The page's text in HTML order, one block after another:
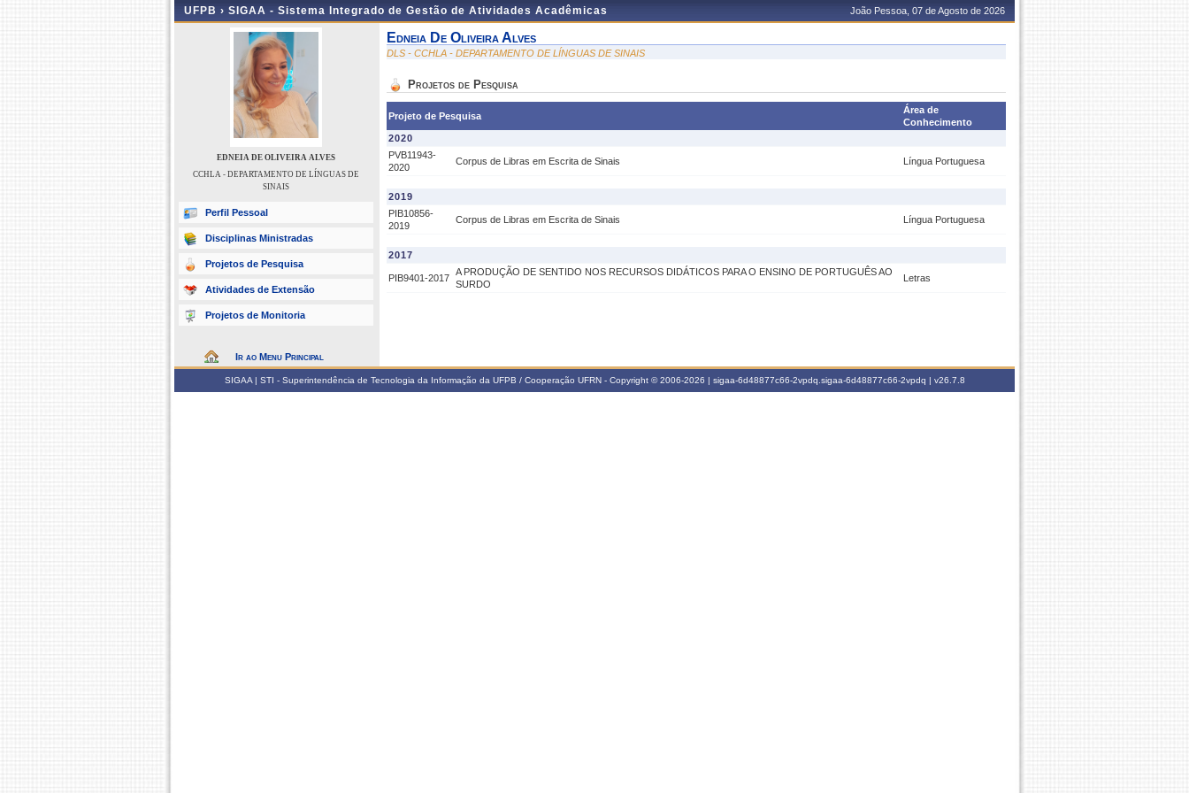
UFPB › SIGAA - Sistema Integrado de Gestão de Atividades Acadêmicas João Pessoa, 07 de Agosto de 2026
EDNEIA DE OLIVEIRA ALVES
CCHLA - DEPARTAMENTO DE LÍNGUAS DE
SINAIS
Perfil Pessoal
Disciplinas Ministradas
Projetos de Pesquisa
Atividades de Extensão
Projetos de Monitoria
Ir ao Menu Principal
Edneia De Oliveira Alves
DLS - CCHLA - DEPARTAMENTO DE LÍNGUAS DE SINAIS
Projetos de Pesquisa
Projeto de Pesquisa
Área de
Conhecimento
2020
PVB11943-
2020
Corpus de Libras em Escrita de Sinais Língua Portuguesa
2019
PIB10856-
2019
Corpus de Libras em Escrita de Sinais Língua Portuguesa
2017
PIB9401-2017
A PRODUÇÃO DE SENTIDO NOS RECURSOS DIDÁTICOS PARA O ENSINO DE PORTUGUÊS AO
SURDO
Letras
SIGAA | STI - Superintendência de Tecnologia da Informação da UFPB / Cooperação UFRN - Copyright © 2006-2026 | sigaa-6d48877c66-2vpdq.sigaa-6d48877c66-2vpdq | v26.7.8